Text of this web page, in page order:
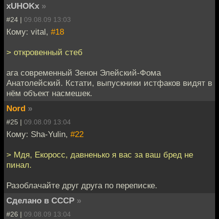
xUHOKx »
#24 | 09.08.09 13:03
Кому: vital, #18
> откровенный стеб
ага современный Зенон Элейский-Фома
Анатолейский. Кстати, выпускники истфаков видят в
нём объект насмешек.
Nord »
#25 | 09.08.09 13:04
Кому: Sha-Yulin, #22
> Мдя, Екоросс, давненько я вас за ваш бред не
пинал.
Разоблачайте друг друга по переписке.
Сделано в СССР »
#26 | 09.08.09 13:04